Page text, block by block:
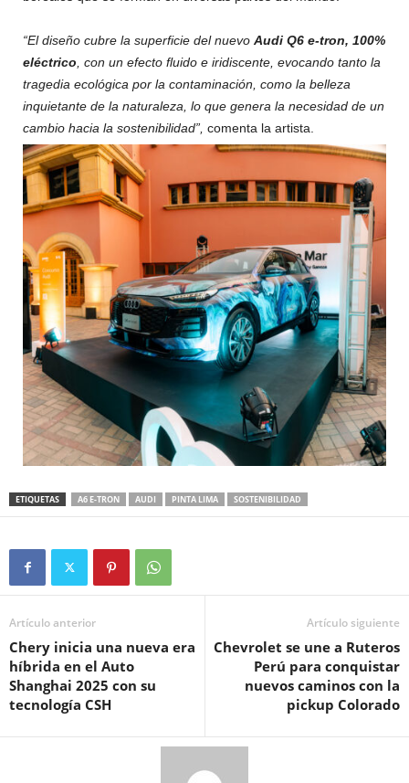
“El diseño cubre la superficie del nuevo Audi Q6 e-tron, 100%
eléctrico , con un efecto fluido e iridiscente, evocando tanto la
tragedia ecológica por la contaminación, como la belleza
inquietante de la naturaleza, lo que genera la necesidad de un
cambio hacia la sostenibilidad”, comenta la artista.
ETIQUETAS A6 E-TRON AUDI PINTA LIMA SOSTENIBILIDAD
Artículo anterior
Chery inicia una nueva era
híbrida en el Auto
Shanghai 2025 con su
tecnología CSH
Artículo siguiente
Chevrolet se une a Ruteros
Perú para conquistar
nuevos caminos con la
pickup Colorado